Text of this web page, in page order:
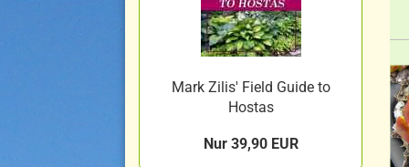
Mark Zilis' Field Guide to
Hostas
Nur 39,90 EUR